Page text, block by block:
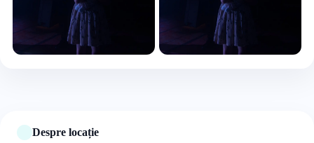
Despre locație